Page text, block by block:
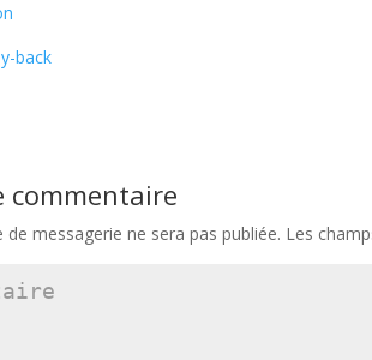
back
commentaire
de messagerie ne sera pas publiée. Les